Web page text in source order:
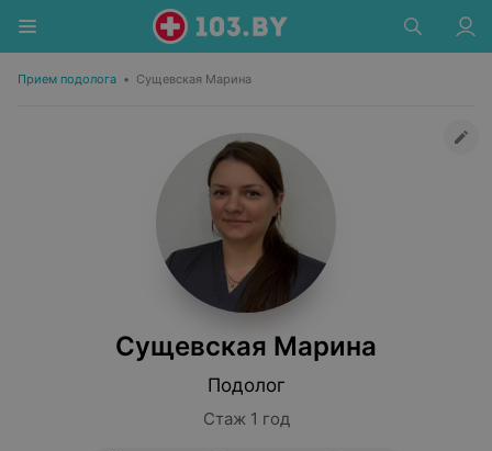
Прием подолога • Сущевская Марина
Сущевская Марина
Подолог
Стаж 1 год